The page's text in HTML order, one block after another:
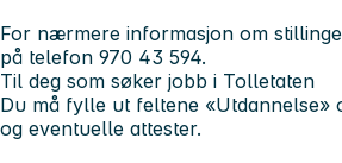
For nærmere informasjon om
på telefon 970 43 594.
Til deg som søker jobb i Tolletaten
Du må fylle ut feltene «Utdannelse»
og eventuelle attester.